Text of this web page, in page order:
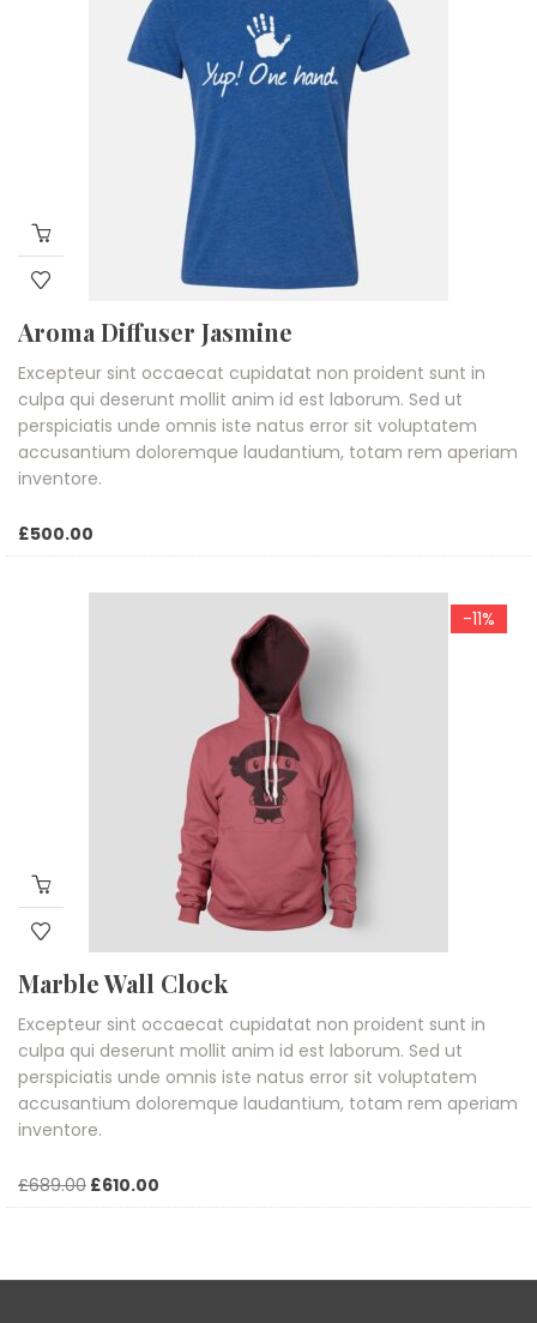
Aroma Diffuser Jasmine
Excepteur sint occaecat cupidatat non proident sunt in
culpa qui deserunt mollit anim id est laborum. Sed ut
perspiciatis unde omnis iste natus error sit voluptatem
accusantium doloremque laudantium, totam rem aperiam
inventore.
£500.00
-11%
Marble Wall Clock
Excepteur sint occaecat cupidatat non proident sunt in
culpa qui deserunt mollit anim id est laborum. Sed ut
perspiciatis unde omnis iste natus error sit voluptatem
accusantium doloremque laudantium, totam rem aperiam
inventore.
£689.00 Original
£689.00.
£610.00
£610.00.